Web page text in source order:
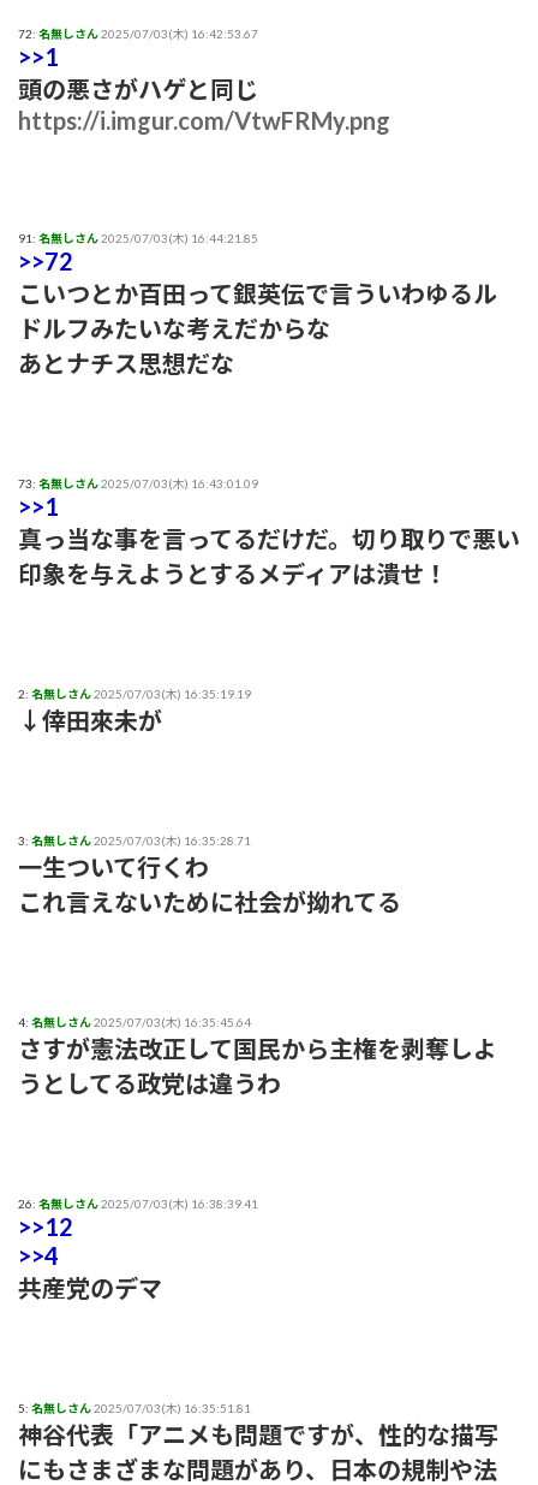
【テレビ】玉川徹「僕はマイナンバーカードを持っていない。
不便だと感じたことは一回もない」「使いたい人だけにすれば
いい」★3
【いろいろと？】ミルクボーイ「ある人」からの謝罪に他にい
ると言われることに
本日の｢FNS歌謡祭｣のタイムテーブルがコチラ！！！【乃木坂
46】
72: 名無しさん2025/07/03(木) 16:42:53.67
>>1
頭の悪さがハゲと同じ
https://i.imgur.com/VtwFRMy.png
91: 名無しさん2025/07/03(木) 16:44:21.85
>>72
こいつとか百田って銀英伝で言ういわゆるル
ドルフみたいな考えだからな
あとナチス思想だな
73: 名無しさん2025/07/03(木) 16:43:01.09
>>1
真っ当な事を言ってるだけだ。切り取りで悪い
印象を与えようとするメディアは潰せ！
2: 名無しさん2025/07/03(木) 16:35:19.19
↓倖田來未が
3: 名無しさん2025/07/03(木) 16:35:28.71
一生ついて行くわ
これ言えないために社会が拗れてる
4: 名無しさん2025/07/03(木) 16:35:45.64
さすが憲法改正して国民から主権を剥奪しよ
うとしてる政党は違うわ
26: 名無しさん2025/07/03(木) 16:38:39.41
>>12
>>4
共産党のデマ
5: 名無しさん2025/07/03(木) 16:35:51.81
神谷代表「アニメも問題ですが、性的な描写
にもさまざまな問題があり、日本の規制や法